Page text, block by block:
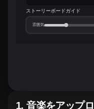
1.音楽をアップ